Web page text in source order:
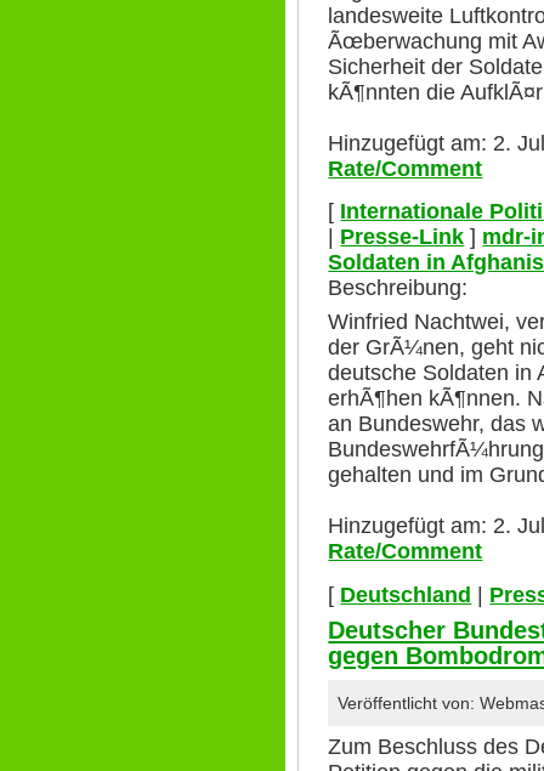
landesweite
Ãœberwachung mit
Sicherheit der
kÃ¶nnten die
Hinzugefügt am: 2.
Rate/Comment
[ Internationale
Presse-Link ] mdr-
Soldaten in
Beschreibung:
Winfried Nachtwei,
der GrÃ¼nen, geht
deutsche Soldaten in
erhÃ¶hen kÃ¶nnen.
an Bundeswehr, das
gehalten und im
Hinzugefügt am: 2.
Rate/Comment
[ Deutschland |
Deutscher
gegen
Veröffentlicht von:
Zum Beschluss des